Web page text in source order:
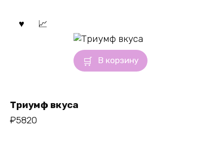
В корзину
Триумф вкуса
₽5820